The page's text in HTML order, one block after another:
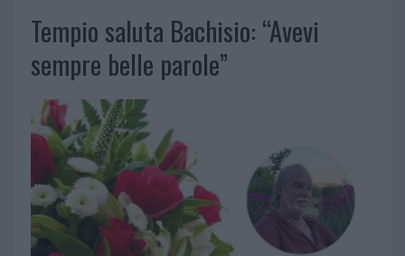
Tempio saluta Bachisio: “Avevi
sempre belle parole”